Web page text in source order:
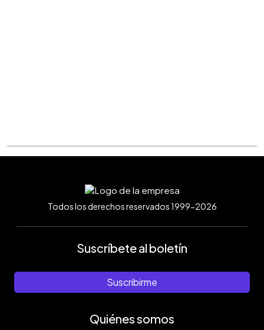
Todos los derechos reservados 1999-2026
Suscríbete al boletín
Suscribirme
Quiénes somos